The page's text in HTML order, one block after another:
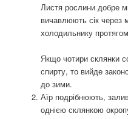
Листя рослини добре
вичавлюють сік через
холодильнику
Якщо чотири склянки
спирту, то вийде
до зими.
Аїр подрібнюють,
однією склянкою